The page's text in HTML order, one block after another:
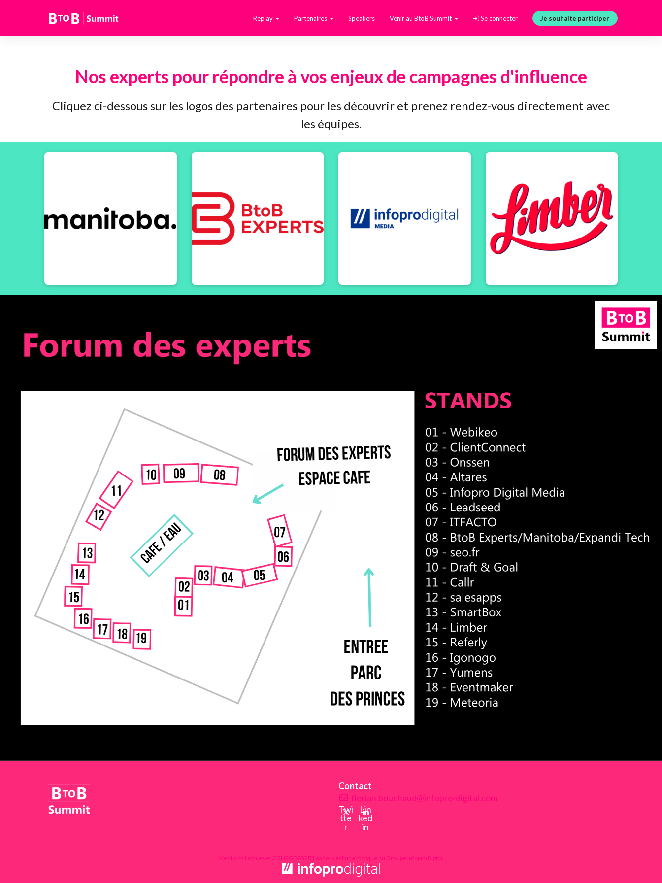
Replay Partenaires Speakers Venir au BtoB Summit Se connecter Je souhaite participer
Nos experts pour répondre à vos enjeux de campagnes d'influence
Cliquez ci-dessous sur les logos des partenaires pour les découvrir et prenez rendez-vous directement avec
les équipes.
Contact
florian.bouchaud@infopro-digital.com
Twi
tte
r
Lin
ked
in
Mentions Légales et CGURGDPB2B Leaders est une marque du Groupe Infopro Digital